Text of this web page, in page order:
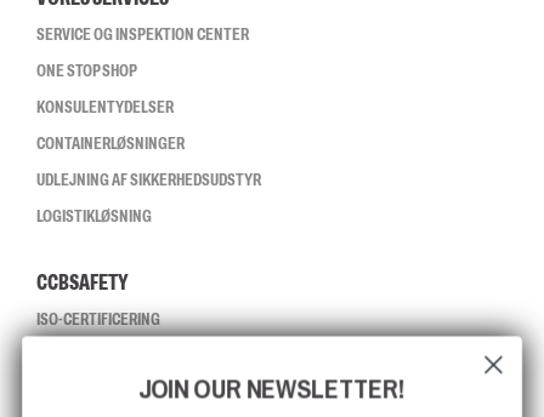
SERVICE OG INSPEKTION CENTER
ONE STOP SHOP
KONSULENTYDELSER
CONTAINERLØSNINGER
UDLEJNING AF SIKKERHEDSUDSTYR
LOGISTIKLØSNING
CCBSAFETY
ISO-CERTIFICERING
MISSION, VISION OG VÆRDIERJOIN OUR NEWSLETTER!